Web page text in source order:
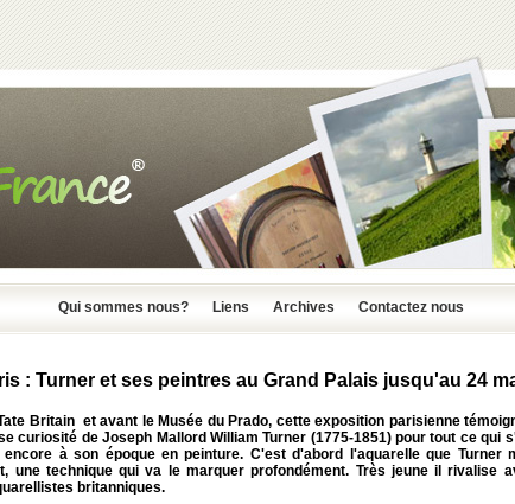
Qui sommes nous? Liens Archives Contactez nous
: Turner et ses peintres au Grand Palais jusqu'au 24
Britainet avant le Musée du Prado, cette exposition parisienne
curiosité deJoseph Mallord William Turner (1775-1851) pour tout ce qui
à son époque en peinture. C'est d'abord l'aquarelle que Turner
une technique qui va le marquer profondément. Très jeune il rivalise
britanniques.